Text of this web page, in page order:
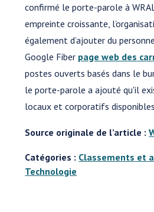
confirmé le porte-parole à
empreinte croissante,
également d’ajouter du
Google Fiber page web des
postes ouverts basés dans le
le porte-parole a ajouté qu'il
locaux et corporatifs
Source originale de l’article :
Catégories : Classements et
Technologie